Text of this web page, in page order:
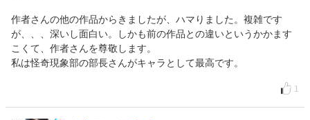
作者さんの他の作品からきましたが、ハマりました。複雑です
が、、、深いし面白い。しかも前の作品との違いというかかます
こくて、作者さんを尊敬します。
私は怪奇現象部の部長さんがキャラとして最高です。
1